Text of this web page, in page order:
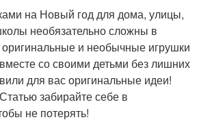
на Новый год для дома, улицы,
необязательно сложны в
оригинальные и необычные игрушки
со своими детьми без лишних
для вас оригинальные идеи!
забирайте себе в
не потерять!